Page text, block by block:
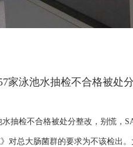
家泳池水抽检不合格被处
抽检不合格被处分整改，别慌，
对总大肠菌群的要求为不该检出